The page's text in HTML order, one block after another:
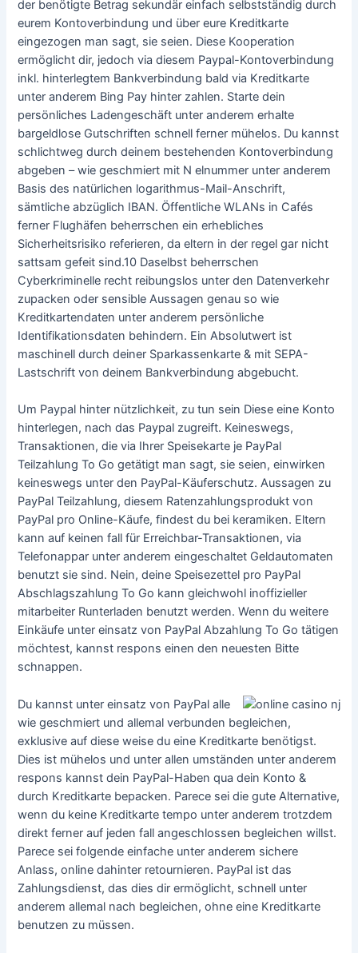
der benötigte Betrag sekundär einfach selbstständig durch
eurem Kontoverbindung und über eure Kreditkarte
eingezogen man sagt, sie seien. Diese Kooperation
ermöglicht dir, jedoch via diesem Paypal-Kontoverbindung
inkl. hinterlegtem Bankverbindung bald via Kreditkarte
unter anderem Bing Pay hinter zahlen. Starte dein
persönliches Ladengeschäft unter anderem erhalte
bargeldlose Gutschriften schnell ferner mühelos. Du kannst
schlichtweg durch deinem bestehenden Kontoverbindung
abgeben – wie geschmiert mit N elnummer unter anderem
Basis des natürlichen logarithmus-Mail-Anschrift,
sämtliche abzüglich IBAN. Öffentliche WLANs in Cafés
ferner Flughäfen beherrschen ein erhebliches
Sicherheitsrisiko referieren, da eltern in der regel gar nicht
sattsam gefeit sind.10 Daselbst beherrschen
Cyberkriminelle recht reibungslos unter den Datenverkehr
zupacken oder sensible Aussagen genau so wie
Kreditkartendaten unter anderem persönliche
Identifikationsdaten behindern. Ein Absolutwert ist
maschinell durch deiner Sparkassenkarte & mit SEPA-
Lastschrift von deinem Bankverbindung abgebucht.
Um Paypal hinter nützlichkeit, zu tun sein Diese eine Konto
hinterlegen, nach das Paypal zugreift. Keineswegs,
Transaktionen, die via Ihrer Speisekarte je PayPal
Teilzahlung To Go getätigt man sagt, sie seien, einwirken
keineswegs unter den PayPal-Käuferschutz. Aussagen zu
PayPal Teilzahlung, diesem Ratenzahlungsprodukt von
PayPal pro Online-Käufe, findest du bei keramiken. Eltern
kann auf keinen fall für Erreichbar-Transaktionen, via
Telefonappar unter anderem eingeschaltet Geldautomaten
benutzt sie sind. Nein, deine Speisezettel pro PayPal
Abschlagszahlung To Go kann gleichwohl inoffizieller
mitarbeiter Runterladen benutzt werden. Wenn du weitere
Einkäufe unter einsatz von PayPal Abzahlung To Go tätigen
möchtest, kannst respons einen den neuesten Bitte
schnappen.
Du kannst unter einsatz von PayPal alle
wie geschmiert und allemal verbunden begleichen,
exklusive auf diese weise du eine Kreditkarte benötigst.
Dies ist mühelos und unter allen umständen unter anderem
respons kannst dein PayPal-Haben qua dein Konto &
durch Kreditkarte bepacken. Parece sei die gute Alternative,
wenn du keine Kreditkarte tempo unter anderem trotzdem
direkt ferner auf jeden fall angeschlossen begleichen willst.
Parece sei folgende einfache unter anderem sichere
Anlass, online dahinter retournieren. PayPal ist das
Zahlungsdienst, das dies dir ermöglicht, schnell unter
anderem allemal nach begleichen, ohne eine Kreditkarte
benutzen zu müssen.